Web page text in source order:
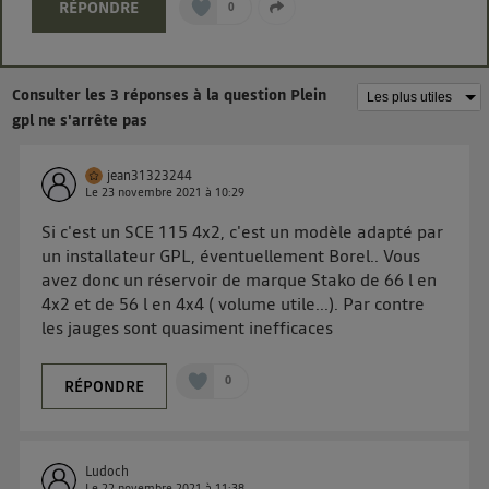
RÉPONDRE 0
Consulter les 3 réponses à la question Plein
gpl ne s'arrête pas
jean31323244
Le23 novembre 2021 à 10:29
Si c'est un SCE 115 4x2, c'est un modèle adapté par
un installateur GPL, éventuellement Borel.. Vous
avez donc un réservoir de marque Stako de 66 l en
4x2 et de 56 l en 4x4 ( volume utile...). Par contre
les jauges sont quasiment inefficaces
RÉPONDRE 0
Ludoch
surle portail d’Utiq
« gérer Utiq » en bas de ce site. Pour plus
d'informations, veuillez consulterla Politique
d'information sur les données personnelles